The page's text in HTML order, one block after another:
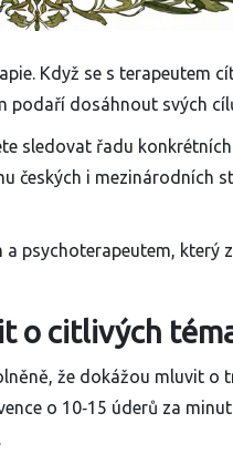
Když se s terapeutem
podaří dosáhnout svých
sledovat řadu
českých i mezinárodních
psychoterapeutem, který
o citlivých
že dokážou mluvit o
o 10‑15 úderů za